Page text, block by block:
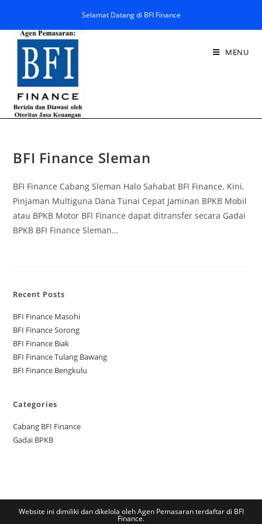
Selamat Datang di BFI Finance
MENU
BFI Finance Sleman
BFI Finance Cabang Sleman Halo Sahabat BFI Finance. Kini,
Pinjaman Multiguna Dana Tunai Cepat Jaminan BPKB Mobil
atau BPKB Motor BFI Finance dapat ditransfer secara Gadai
BPKB BFI Finance Sleman…
Recent Posts
BFI Finance Masohi
BFI Finance Sorong
BFI Finance Biak
BFI Finance Tulang Bawang
BFI Finance Bengkulu
Categories
Cabang BFI Finance
Gadai BPKB
Website ini dimiliki dan dikelola oleh Agen Pemasaran terdaftar di BFI
Finance.